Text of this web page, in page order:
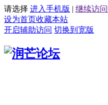
请选择 进入手机版 | 继续访
设为首页收藏本站
开启辅助访问 切换到宽版